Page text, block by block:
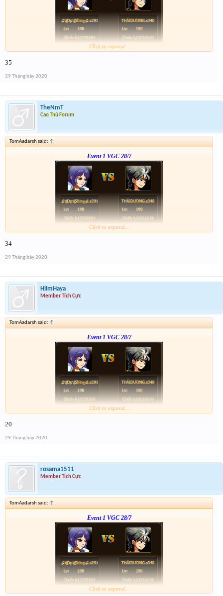
Click to expand...
35
29 Tháng bảy 2020
TheNmT
Cao Thủ Forum
TomAadarsh said: ↑
Event 1 VGC 28/7
Click to expand...
34
29 Tháng bảy 2020
HiImHaya
Member Tích Cực
TomAadarsh said: ↑
Event 1 VGC 28/7
Click to expand...
20
29 Tháng bảy 2020
rosama1511
Member Tích Cực
TomAadarsh said: ↑
Event 1 VGC 28/7
Click to expand...